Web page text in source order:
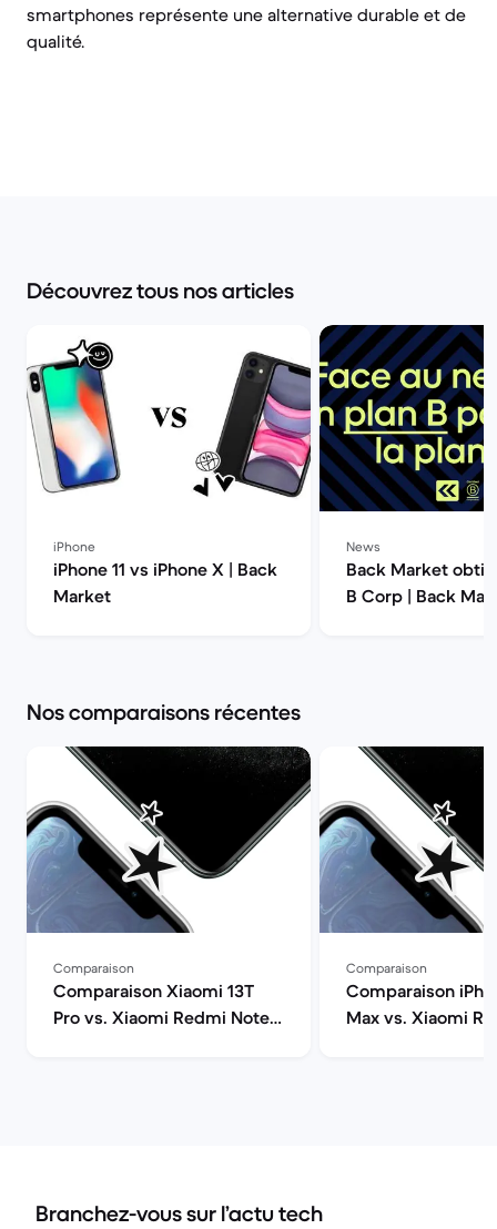
smartphones représente une alternative durable et de
qualité.
Découvrez tous nos articles
iPhone
iPhone 11 vs iPhone X | Back
Market
News
Back Market
B Corp | Back
Nos comparaisons récentes
Comparaison
Comparaison Xiaomi 13T
Pro vs. Xiaomi Redmi Note
Comparaison
Comparaison
Max vs. Xiaomi
Branchez-vous sur l’actu tech